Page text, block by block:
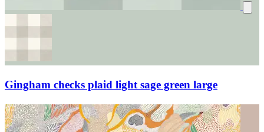
Gingham checks plaid light sage green large